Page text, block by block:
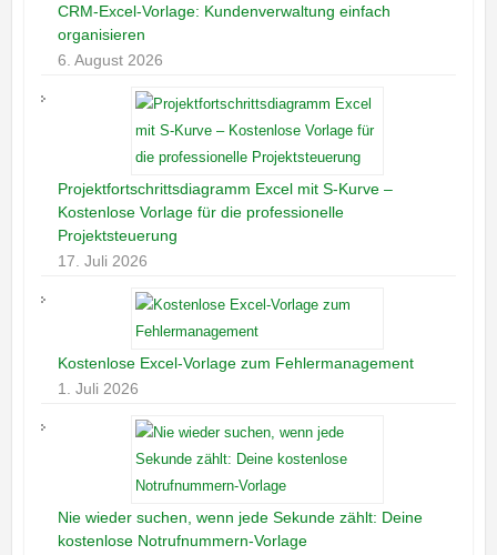
CRM-Excel-Vorlage: Kundenverwaltung einfach
organisieren
6. August 2026
Projektfortschrittsdiagramm Excel mit S-Kurve –
Kostenlose Vorlage für die professionelle
Projektsteuerung
17. Juli 2026
Kostenlose Excel-Vorlage zum Fehlermanagement
1. Juli 2026
Nie wieder suchen, wenn jede Sekunde zählt: Deine
kostenlose Notrufnummern-Vorlage